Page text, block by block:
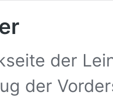
der
der